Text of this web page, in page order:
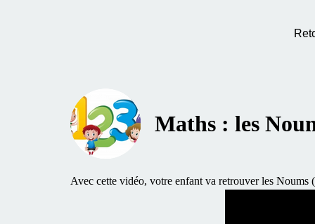
Maths : les
Avec cette vidéo, votre enfant va retrouver les